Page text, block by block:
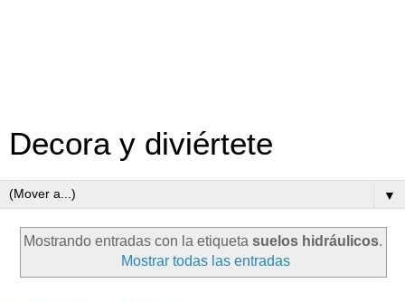
Decora y diviértete
▼
Mostrando entradas con la etiqueta suelos hidráulicos.
Mostrar todas las entradas